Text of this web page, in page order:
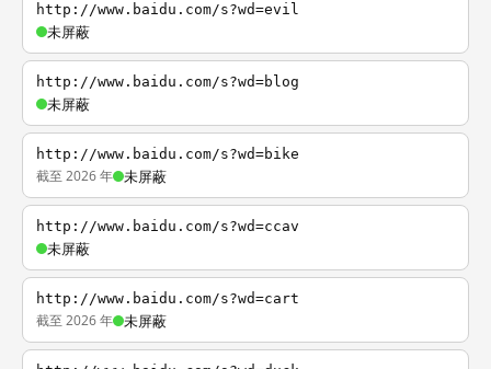
http://www.baidu.com/s?wd=evil
未屏蔽
http://www.baidu.com/s?wd=blog
未屏蔽
http://www.baidu.com/s?wd=bike
截至 2026 年 未屏蔽
http://www.baidu.com/s?wd=ccav
未屏蔽
http://www.baidu.com/s?wd=cart
截至 2026 年 未屏蔽